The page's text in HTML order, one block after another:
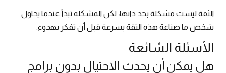
الثقة ليست مشكلة بحد ذاتها، لكن المشكلة تبدأ عندما يحاول
شخص ما صناعة هذه الثقة بسرعة قبل أن تفكر بهدوء.
الأسئلة الشائعة
هل يمكن أن يحدث الاحتيال بدون برامج